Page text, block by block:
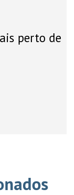
perto de